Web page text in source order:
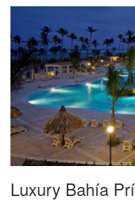
Luxury Bahía